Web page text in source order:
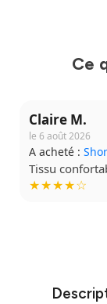
Ce
Claire M.
le 6 août 2026
A acheté :
Tissu
★★★★☆